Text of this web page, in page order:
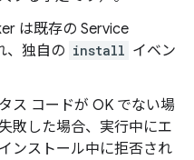
は既存の Service
、独自の install イベン
ス コードが OK でない場
敗した場合、実行中にエ
ンストール中に拒否され